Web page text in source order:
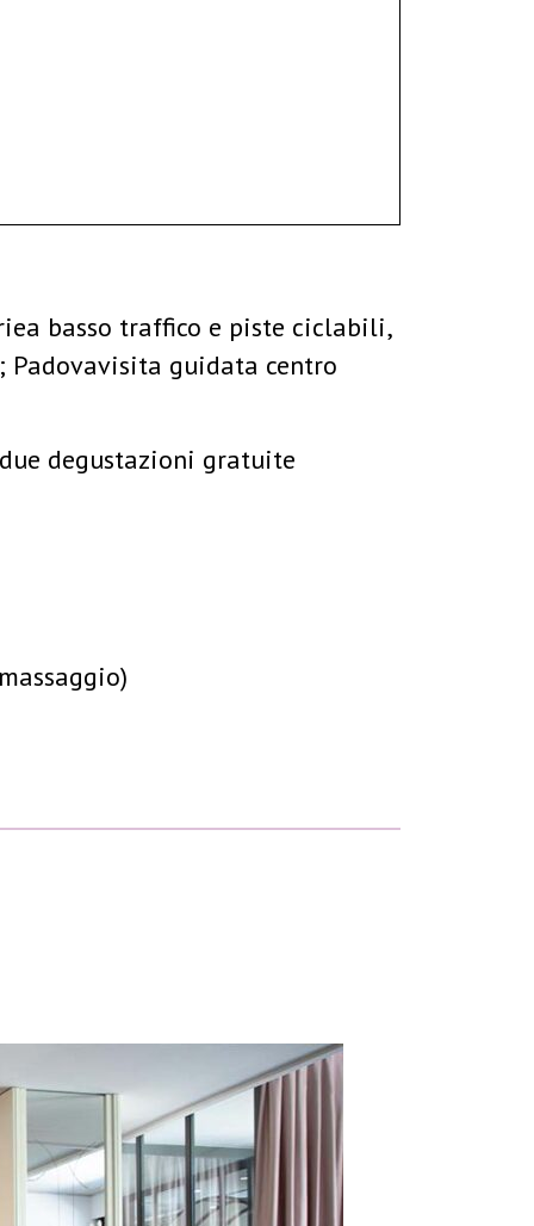
basso traffico e piste ciclabili,
Padovavisita guidata centro
degustazioni gratuite